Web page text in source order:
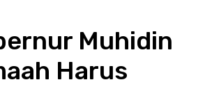
Muhidin
Harus